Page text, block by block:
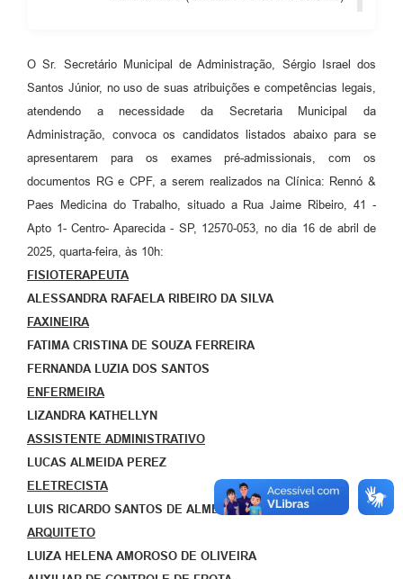
Galeria de Vídeos
Participe mais
Editais
Telefones Úteis
Jornal
Agenda
Diário Oficial
Notícias
Contato
FAQ
O Sr. Secretário Municipal de Administração, Sérgio Israel dos
Santos Júnior, no uso de suas atribuições e competências legais,
atendendo a necessidade da Secretaria Municipal da
Administração, convoca os candidatos listados abaixo para se
apresentarem para os exames pré-admissionais, com os
documentos RG e CPF, a serem realizados na Clínica: Rennó &
Paes Medicina do Trabalho, situado a Rua Jaime Ribeiro, 41 -
Apto 1- Centro- Aparecida - SP, 12570-053, no dia 16 de abril de
2025, quarta-feira, às 10h:
FISIOTERAPEUTA
ALESSANDRA RAFAELA RIBEIRO DA SILVA
FAXINEIRA
FATIMA CRISTINA DE SOUZA FERREIRA
FERNANDA LUZIA DOS SANTOS
ENFERMEIRA
LIZANDRA KATHELLYN
ASSISTENTE ADMINISTRATIVO
LUCAS ALMEIDA PEREZ
ELETRECISTA
LUIS RICARDO SANTOS DE ALMEIDA
ARQUITETO
LUIZA HELENA AMOROSO DE OLIVEIRA